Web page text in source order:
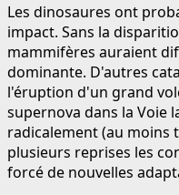
Les dinosaures ont
impact. Sans la
mammifères auraient
dominante. D'autres
l'éruption d'un grand
supernova dans la Voie
radicalement (au moins
plusieurs reprises les
forcé de nouvelles